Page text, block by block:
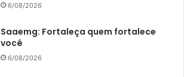
6/08/2026
Saaemg: Fortaleça quem fortalece
você
6/08/2026